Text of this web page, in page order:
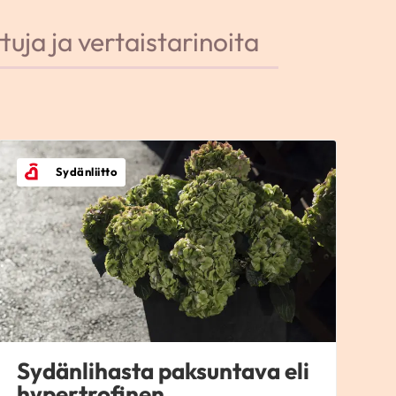
ja vertaistarinoita
Sydänliitto
Sydänlihasta paksuntava eli